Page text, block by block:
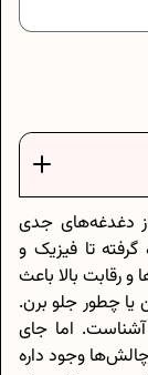
دغدغه‌های جدی
تا فیزیک و
رقابت بالا باعث
یا چطور جلو برن.
اما جای
وجود داره